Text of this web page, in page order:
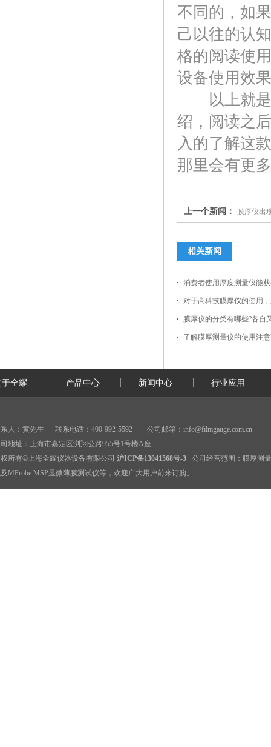
不同的，如
己以往的认
格的阅读使
设备使用效
以上就是
绍，阅读之
入的了解这
那里会有更
上一个新闻： 膜厚仪出
相关新闻
消费者使用厚度测量仪能
对于高科技膜厚仪的使用
膜厚仪的分类有哪些?各自
了解膜厚测量仪的使用注
于全耀 产品中心 新闻中心 行业应用
人：黄先生 联系电话：400-992-5592 公司邮箱： info@filmgauge.com.cn
地址：上海市嘉定区浏翔公路955号1号楼A座
所有©上海全耀仪器设备有限公司 沪ICP备13041568号-3 公司经营范围： 膜厚测
MProbe MSP显微薄膜测试仪等，欢迎广大用户前来订购。